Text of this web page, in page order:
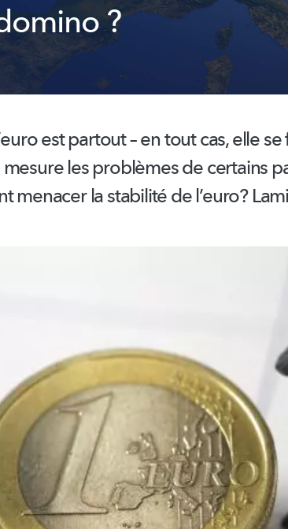
?
est partout – en tout cas, elle
les problèmes de certains
menacer la stabilité de l’euro?